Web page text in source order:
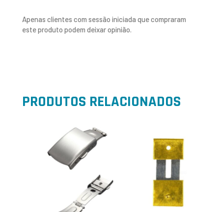
Apenas clientes com sessão iniciada que compraram
este produto podem deixar opinião.
PRODUTOS RELACIONADOS